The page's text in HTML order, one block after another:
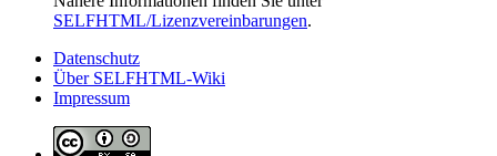
SELFHTML/Lizenzvereinbarungen.
Datenschutz
Über SELFHTML-Wiki
Impressum